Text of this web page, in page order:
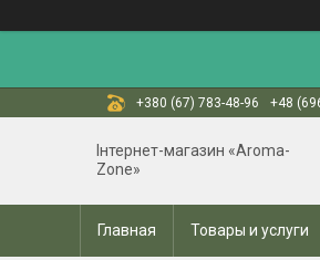
+380 (67) 783-48-96 +48
Інтернет-магазин «Aroma-
Zone»
Главная Товары и услуги